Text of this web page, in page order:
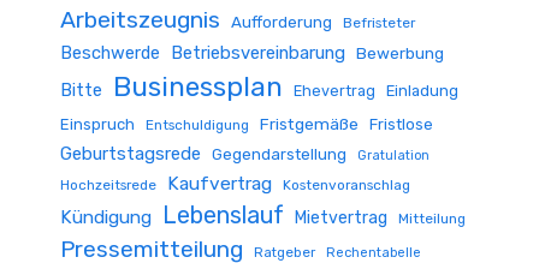
Arbeitszeugnis Aufforderung Befristeter
Beschwerde Betriebsvereinbarung Bewerbung
Bitte Businessplan Ehevertrag
Einladung
Einspruch
Entschuldigung Fristgemäße Fristlose
Geburtstagsrede Gegendarstellung Gratulation
Hochzeitsrede Kaufvertrag Kostenvoranschlag
Kündigung Lebenslauf Mietvertrag Mitteilung
Pressemitteilung Ratgeber Rechentabelle